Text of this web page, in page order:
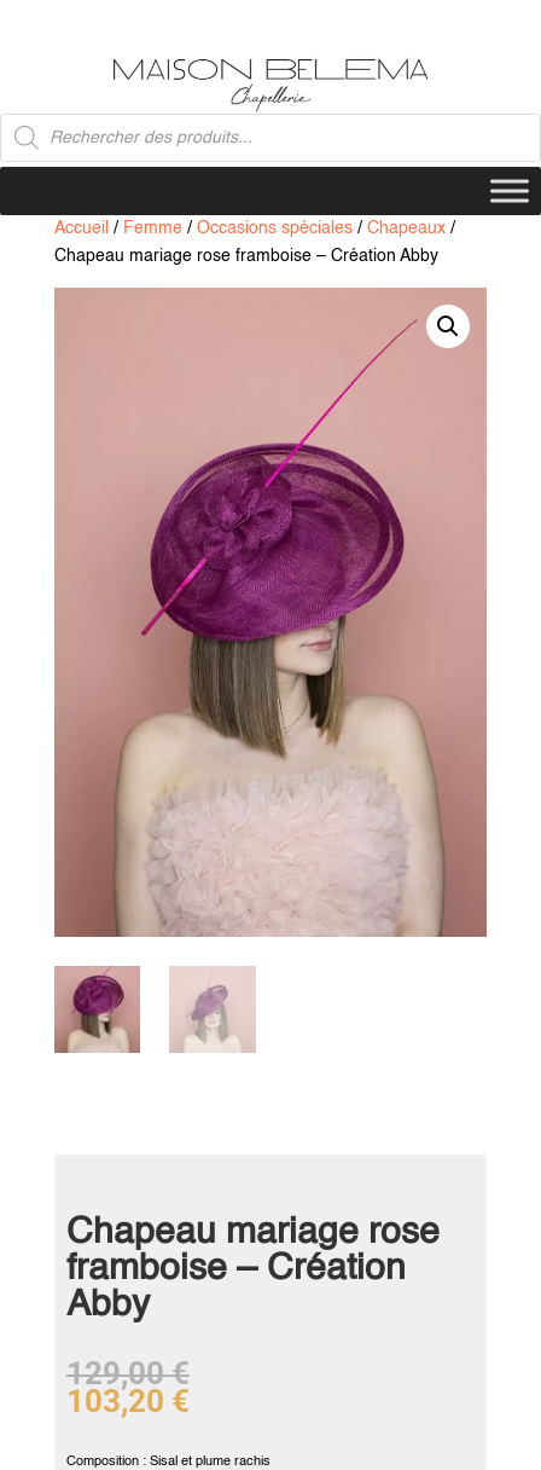
Recherche
de
produits
Accueil / Femme/ Occasions spéciales/ Chapeaux/
Chapeau mariage rose framboise – Création Abby
Chapeau mariage rose
framboise – Création
Abby
129,00€
103,20 €
Composition : Sisal et plume rachis